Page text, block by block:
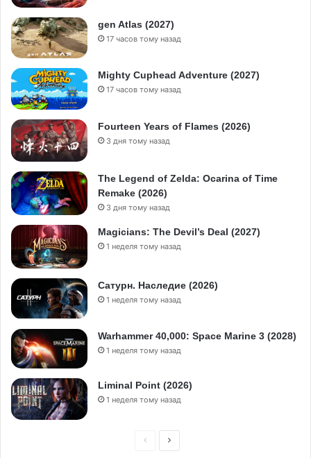
gen Atlas (2027)
17 часов тому назад
Mighty Cuphead Adventure (2027)
17 часов тому назад
Fourteen Years of Flames (2026)
3 дня тому назад
The Legend of Zelda: Ocarina of Time
Remake (2026)
3 дня тому назад
Magicians: The Devil’s Deal (2027)
1 неделя тому назад
Сатурн. Наследие (2026)
1 неделя тому назад
Warhammer 40,000: Space Marine 3 (2028)
1 неделя тому назад
Liminal Point (2026)
1 неделя тому назад